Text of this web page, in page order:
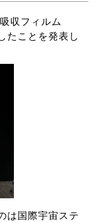
収フィルム
たことを発表し
は国際宇宙ステ